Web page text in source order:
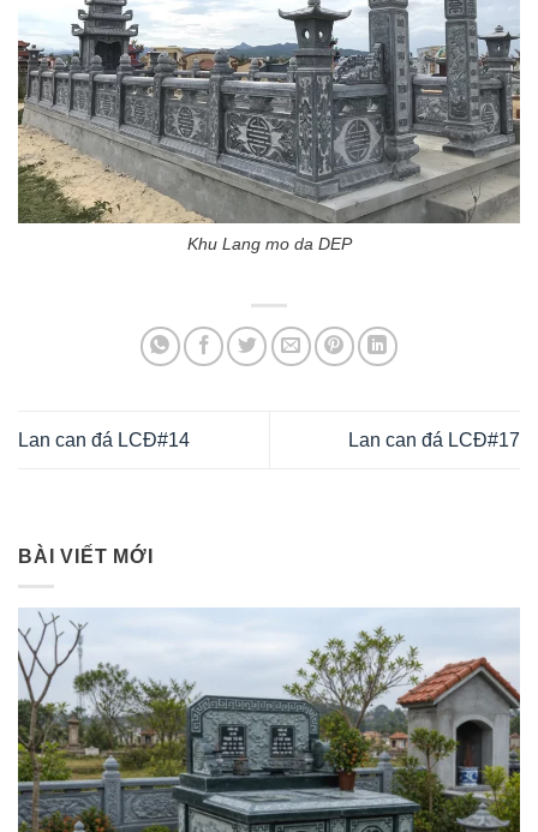
Khu Lang mo da DEP
Lan can đá LCĐ#14 Lan can đá LCĐ#17
BÀI VIẾT MỚI